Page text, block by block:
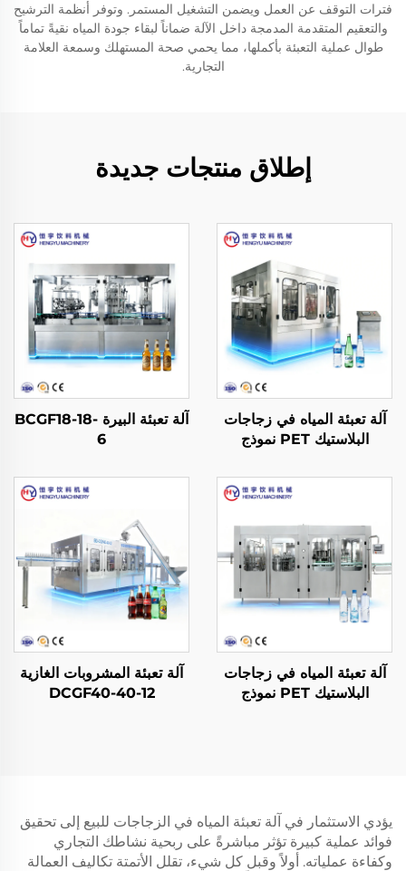
فترات التوقف عن العمل ويضمن التشغيل المستمر. وتوفر أنظمة الترشيح
والتعقيم المتقدمة المدمجة داخل الآلة ضماناً لبقاء جودة المياه نقيةً تماماً
طوال عملية التعبئة بأكملها، مما يحمي صحة المستهلك وسمعة العلامة
التجارية.
إطلاق منتجات جديدة
آلة تعبئة المياه في زجاجات
البلاستيك PET نموذج
آلة تعبئة البيرة BCGF18-18-
6
آلة تعبئة المياه في زجاجات
البلاستيك PET نموذج
آلة تعبئة المشروبات الغازية
DCGF40-40-12
يؤدي الاستثمار في آلة تعبئة المياه في الزجاجات للبيع إلى تحقيق
فوائد عملية كبيرة تؤثر مباشرةً على ربحية نشاطك التجاري
وكفاءة عملياته. أولاً وقبل كل شيء، تقلل الأتمتة تكاليف العمالة